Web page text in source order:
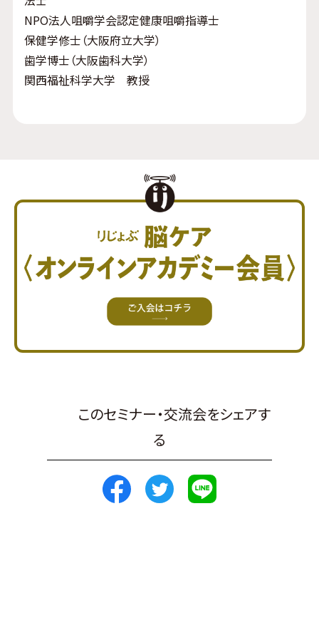
NPO法人咀嚼学会認定健康咀嚼指導士
保健学修士（大阪府立大学）
歯学博士（大阪歯科大学）
関西福祉科学大学 教授
このセミナー・交流会をシェアす
る